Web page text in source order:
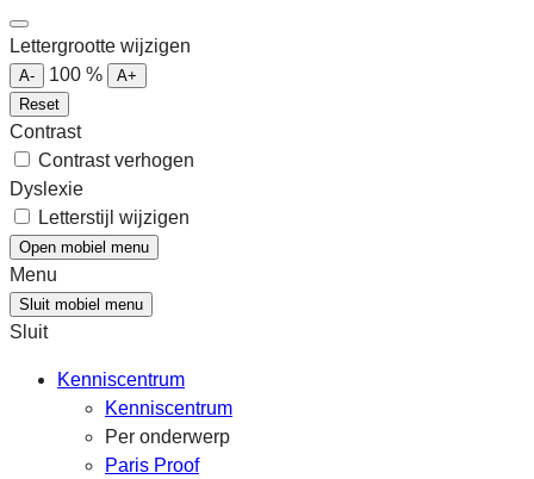
Lettergrootte wijzigen
A- 100 %
A+
Reset
Contrast
Contrast verhogen
Dyslexie
Letterstijl wijzigen
Open mobiel menu
Menu
Sluit mobiel menu
Sluit
Kenniscentrum
Kenniscentrum
Per onderwerp
Paris Proof